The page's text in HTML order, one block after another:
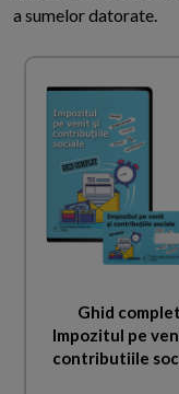
a sumelor datorate.
Ghid complet
Impozitul pe
contributiile